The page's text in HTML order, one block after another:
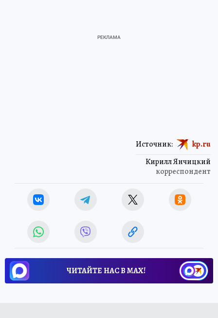
Кирилл Янчицкий
корреспондент
Источник: kp.ru
ЧИТАЙТЕ НАС В МАХ!